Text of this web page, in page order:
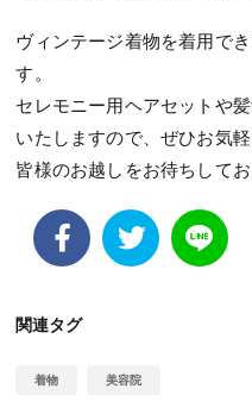
ヴィンテージ着物を着用で
す。
セレモニー用ヘアセットや
いたしますので、ぜひお気
皆様のお越しをお待ちしてお
関連タグ
着物 美容院